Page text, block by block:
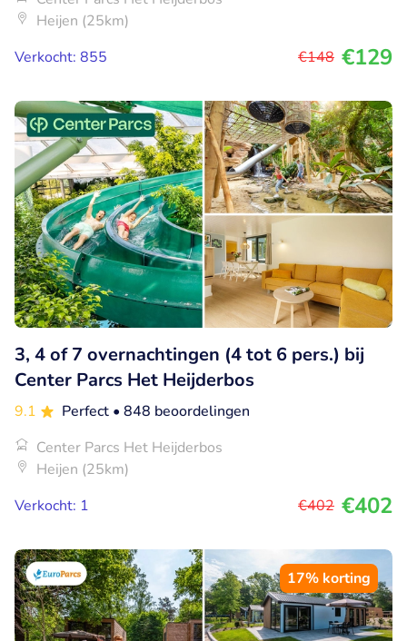
Heijen (25km)
Verkocht: 855
€148 €129
3, 4 of 7 overnachtingen (4 tot 6 pers.) bij
Center Parcs Het Heijderbos
9.1 Perfect • 848 beoordelingen
Center Parcs Het Heijderbos
Heijen (25km)
Verkocht: 1
€402 €402
17% korting